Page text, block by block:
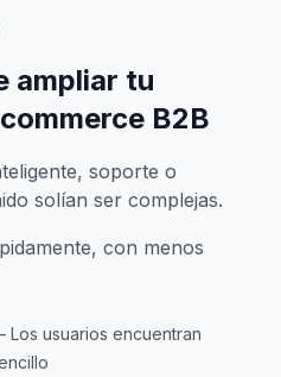
ampliar tu
B2B
soporte o
solían ser complejas.
con menos
Los usuarios encuentran